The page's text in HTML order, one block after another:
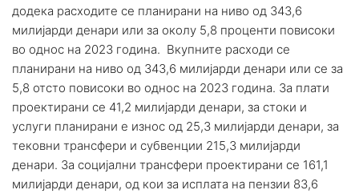
додека расходите се планирани на ниво од 343,6
милијарди денари или за околу 5,8 проценти повисоки
во однос на 2023 година. Вкупните расходи се
планирани на ниво од 343,6 милијарди денари или се за
5,8 отсто повисоки во однос на 2023 година. За плати
проектирани се 41,2 милијарди денари, за стоки и
услуги планирани е износ од 25,3 милијарди денари, за
тековни трансфери и субвенции 215,3 милијарди
денари. За социјални трансфери проектирани се 161,1
милијарди денари, од кои за исплата на пензии 83,6